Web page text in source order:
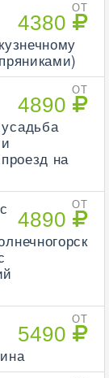
ОТ
4380
ОТ
4890
на
ОТ
4890
ОТ
5490